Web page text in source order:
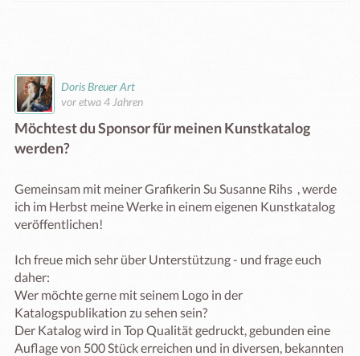
Doris Breuer Art
vor etwa 4 Jahren
Möchtest du Sponsor für meinen Kunstkatalog
werden?
Gemeinsam mit meiner Grafikerin Su Susanne Rihs  , werde
ich im Herbst meine Werke in einem eigenen Kunstkatalog
veröffentlichen!
Ich freue mich sehr über Unterstützung - und frage euch
daher:
Wer möchte gerne mit seinem Logo in der
Katalogspublikation zu sehen sein?
Der Katalog wird in Top Qualität gedruckt, gebunden eine
Auflage von 500 Stück erreichen und in diversen, bekannten